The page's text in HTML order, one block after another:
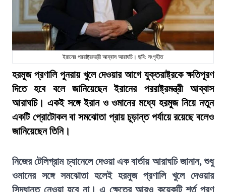
ইরানের পররাষ্ট্রমন্ত্রী আব্বাস আরাঘচি। ছবি: সংগৃহীত
হরমুজ প্রণালি পুনরায় খুলে দেওয়ার আগে যুক্তরাষ্ট্রকে ক্ষতিপূরণ
দিতে হবে বলে জানিয়েছেন ইরানের পররাষ্ট্রমন্ত্রী আব্বাস
আরাঘচি। একই সঙ্গে ইরান ও ওমানের মধ্যে হরমুজ নিয়ে নতুন
একটি প্রোটোকল বা সমঝোতা প্রায় চূড়ান্ত পর্যায়ে রয়েছে বলেও
জানিয়েছেন তিনি।
নিজের টেলিগ্রাম চ্যানেলে দেওয়া এক বার্তায় আরাঘচি জানান, শুধু
ওমানের সঙ্গে সমঝোতা হলেই হরমুজ প্রণালি খুলে দেওয়ার
সিদ্ধান্ত নেওয়া হবে না। এ ক্ষেত্রে আরও কয়েকটি শর্ত পূরণ